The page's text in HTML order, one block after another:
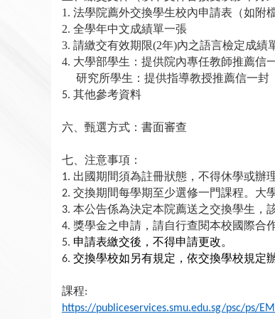
1. 法學院薦外交換學生校內申請表（如附檔
2. 全學年中文成績單一張
3. 請繳交有效期限(2年)內之語言檢定成績
4. 大學部學生：提供院內專任教師推薦信
研究所學生：提供指導教授推薦信一封
5. 其他參考資料
六、甄選方式：書面審查
七、注意事項：
1. 出國期間須為註冊狀態，不得休學或辦
2. 交換期間每學期至少選修一門課程。 大
3. 本公告係為決定本院薦送之交換學生，
4. 獎學金之申請，請自行查閱本校國際合
5. 申請表繳交後，不得申請更改。
6. 交換學校如另有規定，依交換學校規定辦
課程:
https://publiceservices.smu.edu.sg/psc/ps/